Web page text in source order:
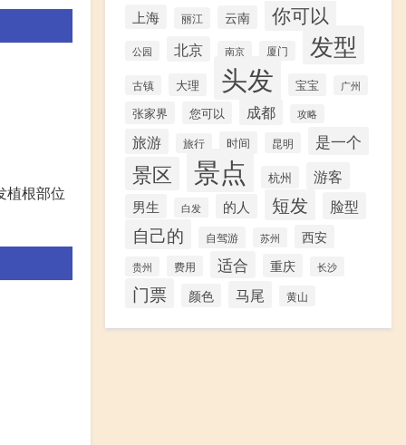
植根部位
上海 丽江 云南 你可以
公园 北京 南京 厦门 发型
古镇 大理 头发 宝宝 广州
张家界 您可以 成都 攻略
旅游 旅行 时间 昆明 是一个
景区 景点 杭州 游客
男生 白发 的人 短发 脸型
自己的 自驾游 苏州 西安
贵州 费用 适合 重庆 长沙
门票 颜色 马尾 黄山